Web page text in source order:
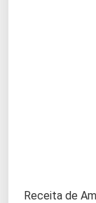
Receita de